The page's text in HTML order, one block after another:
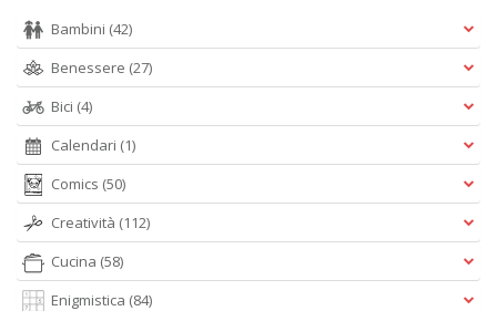
Bambini (42)
Benessere (27)
Bici (4)
Calendari (1)
Comics (50)
Creatività (112)
Cucina (58)
Enigmistica (84)